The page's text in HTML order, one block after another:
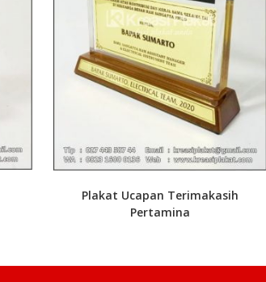
Plakat Ucapan Terimakasih
Pertamina